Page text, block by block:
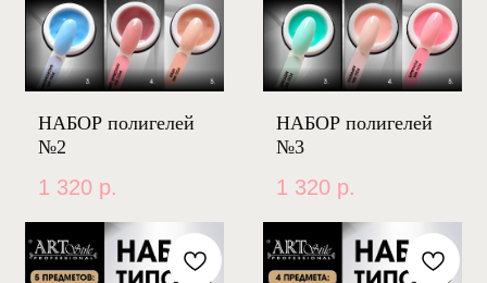
НАБОР полигелей
№2
1 320 р.
НАБОР полигелей
№3
1 320 р.